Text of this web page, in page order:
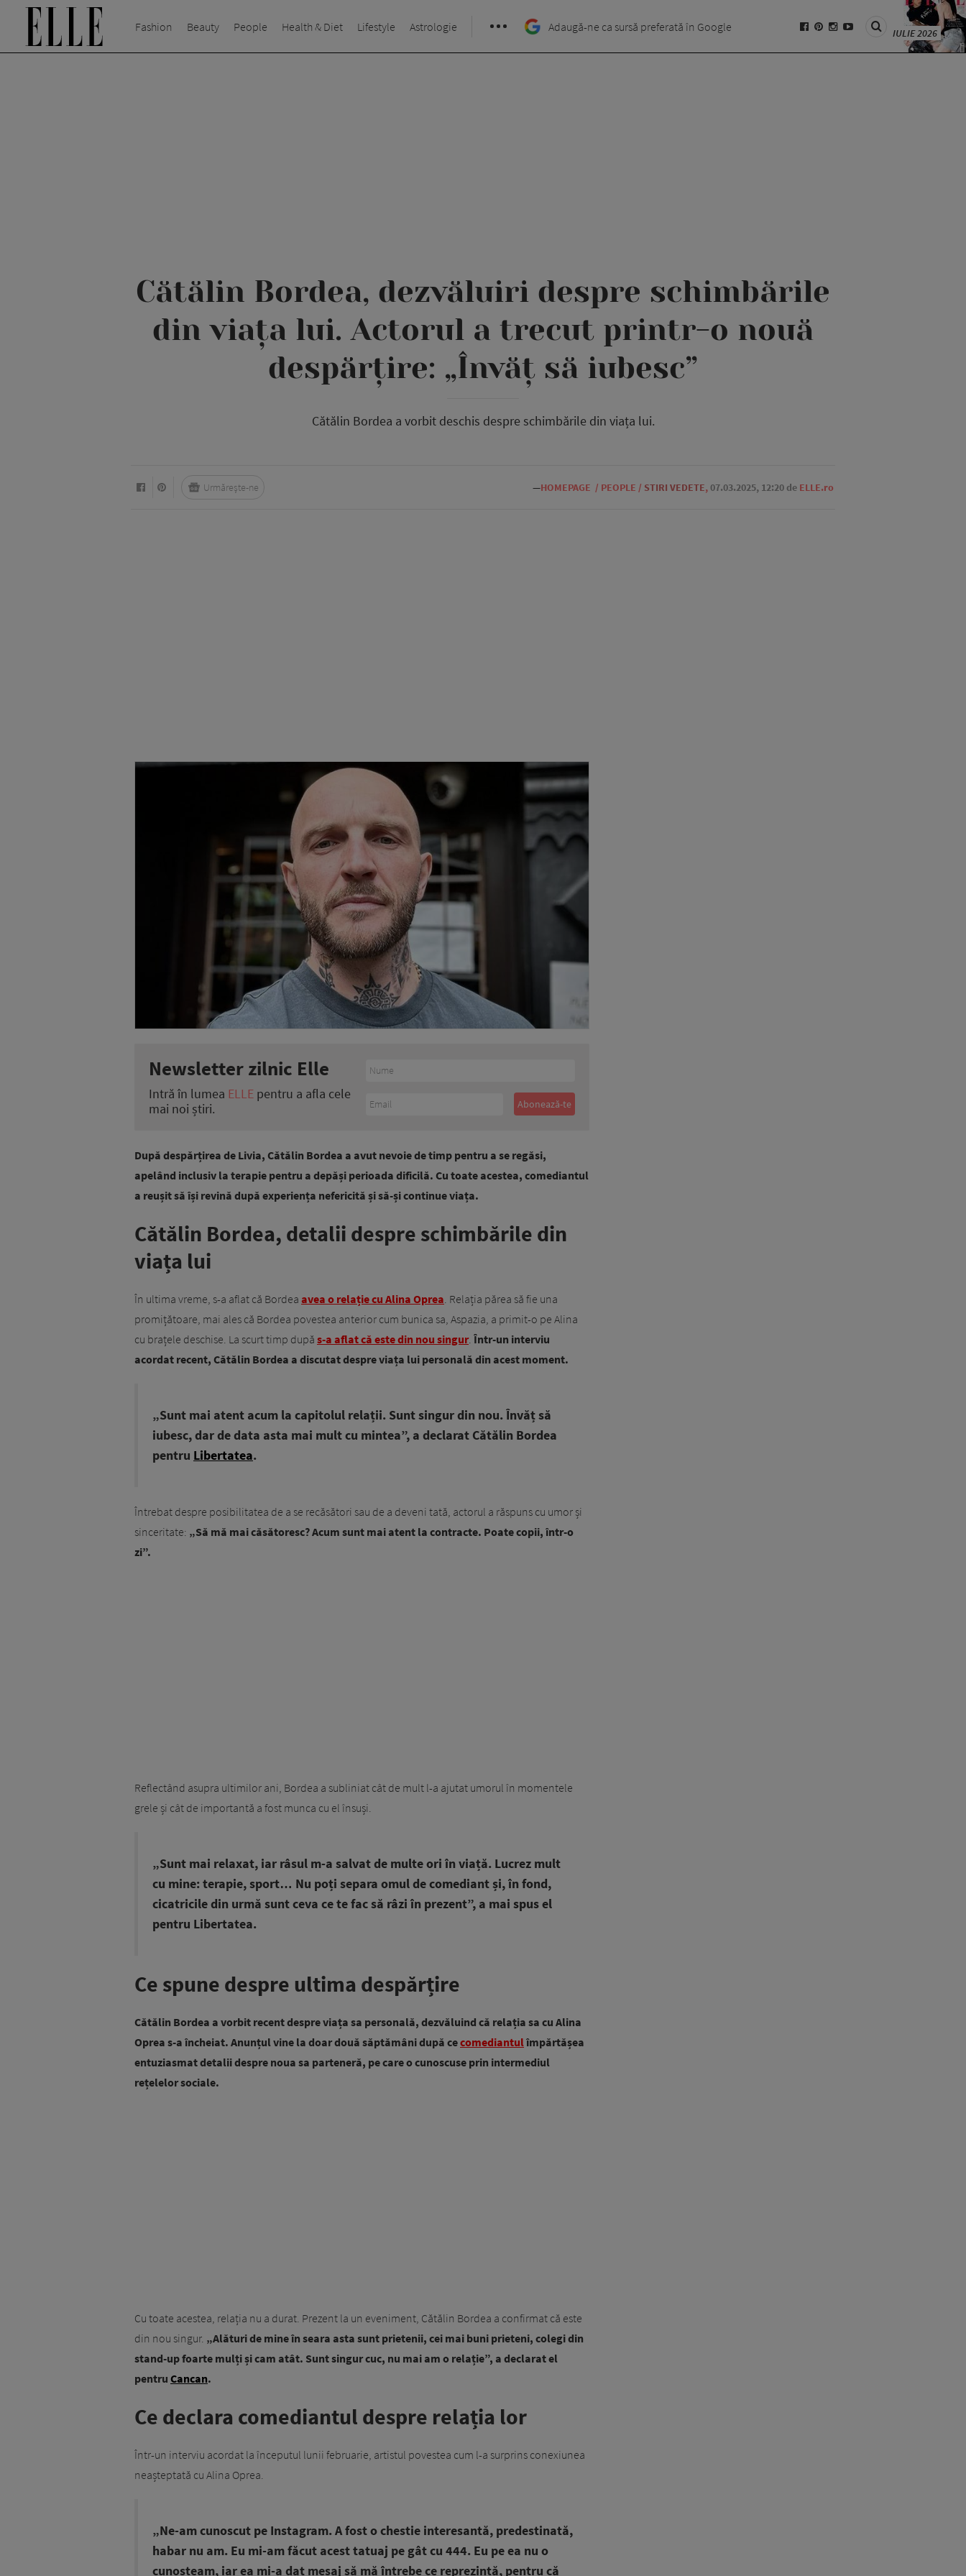
Fashion Beauty People Health & Diet Lifestyle Astrologie Adaugă-ne ca sursă preferată în Google IULIE 2026
Cătălin Bordea, dezvăluiri despre schimbările
din viața lui. Actorul a trecut printr-o nouă
despărțire: „Învăț să iubesc”
Cătălin Bordea a vorbit deschis despre schimbările din viața lui.
—HOMEPAGE / PEOPLE / STIRI VEDETE,07.03.2025, 12:20 de ELLE.ro
Urmărește-ne
Newsletter zilnic Elle
Intră în lumea ELLE pentru a afla cele
mai noi știri.
După despărțirea de Livia, Cătălin Bordea a avut nevoie de timp pentru a se regăsi,
apelând inclusiv la terapie pentru a depăși perioada dificilă. Cu toate acestea, comediantul
a reușit să își revină după experiența nefericită și să-și continue viața.
Cătălin Bordea, detalii despre schimbările din
viața lui
În ultima vreme, s-a aflat că Bordea avea o relație cu Alina Oprea. Relația părea să fie una
promițătoare, mai ales că Bordea povestea anterior cum bunica sa, Aspazia, a primit-o pe Alina
cu brațele deschise. La scurt timp după s-a aflat că este din nou singur. Într-un interviu
acordat recent, Cătălin Bordea a discutat despre viața lui personală din acest moment.
„Sunt mai atent acum la capitolul relații. Sunt singur din nou. Învăț să
iubesc, dar de data asta mai mult cu mintea”, a declarat Cătălin Bordea
pentru Libertatea.
Întrebat despre posibilitatea de a se recăsători sau de a deveni tată, actorul a răspuns cu umor și
sinceritate: „Să mă mai căsătoresc? Acum sunt mai atent la contracte. Poate copii, într-o
zi”.
Reflectând asupra ultimilor ani, Bordea a subliniat cât de mult l-a ajutat umorul în momentele
grele și cât de importantă a fost munca cu el însuși.
„Sunt mai relaxat, iar râsul m-a salvat de multe ori în viață. Lucrez mult
cu mine: terapie, sport… Nu poți separa omul de comediant și, în fond,
cicatricile din urmă sunt ceva ce te fac să râzi în prezent”, a mai spus el
pentru Libertatea.
Ce spune despre ultima despărțire
Cătălin Bordea a vorbit recent despre viața sa personală, dezvăluind că relația sa cu Alina
Oprea s-a încheiat. Anunțul vine la doar două săptămâni după cecomediantulîmpărtășea
entuziasmat detalii despre noua sa parteneră, pe care o cunoscuse prin intermediul
rețelelor sociale.
Cu toate acestea, relația nu a durat. Prezent la un eveniment, Cătălin Bordea a confirmat că este
din nou singur. „Alături de mine în seara asta sunt prietenii, cei mai buni prieteni, colegi din
stand-up foarte mulți și cam atât. Sunt singur cuc, nu mai am o relație”, a declarat el
pentru Cancan.
Ce declara comediantul despre relația lor
Într-un interviu acordat la începutul lunii februarie, artistul povestea cum l-a surprins conexiunea
neașteptată cu Alina Oprea.
„Ne-am cunoscut pe Instagram. A fost o chestie interesantă, predestinată,
habar nu am. Eu mi-am făcut acest tatuaj pe gât cu 444. Eu pe ea nu o
cunoșteam, iar ea mi-a dat mesaj să mă întrebe ce reprezintă, pentru că